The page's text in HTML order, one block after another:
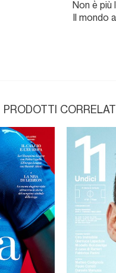
Non è più
Il mondo
PRODOTTI CORRELATI